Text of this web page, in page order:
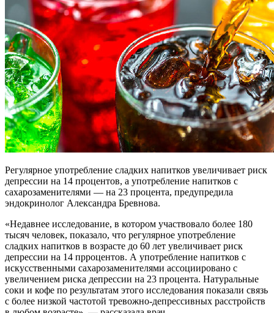
Регулярное употребление сладких напитков увеличивает риск
депрессии на 14 процентов, а употребление напитков с
сахарозаменителями — на 23 процента, предупредила
эндокринолог Александра Бревнова.
«Недавнее исследование, в котором участвовало более 180
тысяч человек, показало, что регулярное употребление
сладких напитков в возрасте до 60 лет увеличивает риск
депрессии на 14 прроцентов. А употребление напитков с
искусственными сахарозаменителями ассоциировано с
увеличением риска депрессии на 23 процента. Натуральные
соки и кофе по результатам этого исследования показали связь
с более низкой частотой тревожно-депрессивных расстройств